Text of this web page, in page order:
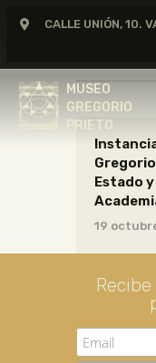
CALLE UNIÓN, 10.
MUSEO
GREGORIO
PRIETO
MUSEO
ARCHIVO
TIENDA
Estado
19